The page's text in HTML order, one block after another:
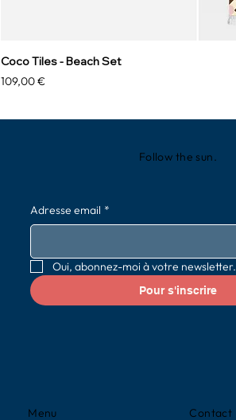
Coco Tiles - Beach Set
Prix
109,00 €
Contact
Menu
Follow the sun.
Adresse email *
Oui, abonnez-moi à votre newsletter.
Pour s'inscrire